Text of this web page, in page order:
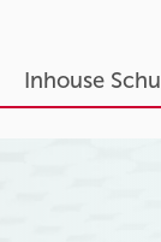
Inhouse